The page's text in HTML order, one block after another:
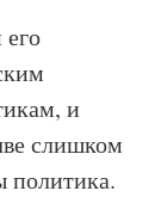
и
слишком
политика.